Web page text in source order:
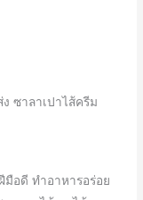
ซาลาเปาไส้ครีม
อดี ทำอาหารอร่อย